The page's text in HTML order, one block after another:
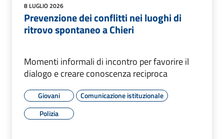
8 LUGLIO 2026
Prevenzione dei conflitti nei luoghi di
ritrovo spontaneo a Chieri
Momenti informali di incontro per favorire il
dialogo e creare conoscenza reciproca
Giovani
Comunicazione istituzionale
Polizia